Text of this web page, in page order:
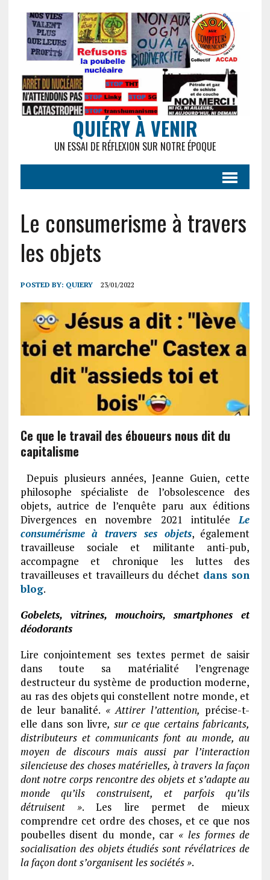
QUIÉRY À VENIR
UN ESSAI DE RÉFLEXION SUR NOTRE ÉPOQUE
Le consumerisme à travers
les objets
POSTED BY: QUIERY 23/01/2022
Ce que le travail des éboueurs nous dit du
capitalisme
Depuis plusieurs années, Jeanne Guien, cette
philosophe spécialiste de l’obsolescence des
objets, autrice de l’enquête paru aux éditions
Divergences en novembre 2021 intituléeLe
consumérisme à travers ses objets, également
travailleuse sociale et militante anti-pub,
accompagne et chronique les luttes des
travailleuses et travailleurs du déchet dans son
blog.
Gobelets, vitrines, mouchoirs, smartphones et
déodorants
Lire conjointement ses textes permet de saisir
dans toute sa matérialité l’engrenage
destructeur du système de production moderne,
au ras des objets qui constellent notre monde, et
de leur banalité. « Attirer l’attention, précise-t-
elle dans son livre, sur ce que certains fabricants,
distributeurs et communicants font au monde, au
moyen de discours mais aussi par l’interaction
silencieuse des choses matérielles, à travers la façon
dont notre corps rencontre des objets et s’adapte au
monde qu’ils construisent, et parfois qu’ils
détruisent ». Les lire permet de mieux
comprendre cet ordre des choses, et ce que nos
poubelles disent du monde, car « les formes de
socialisation des objets étudiés sont révélatrices de
la façon dont s’organisent les sociétés ».